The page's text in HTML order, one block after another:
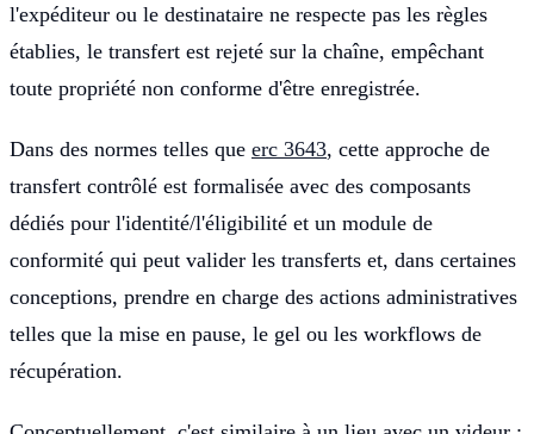
l'expéditeur ou le destinataire ne respecte pas les règles
établies, le transfert est rejeté sur la chaîne, empêchant
toute propriété non conforme d'être enregistrée.
Dans des normes telles que erc 3643, cette approche de
transfert contrôlé est formalisée avec des composants
dédiés pour l'identité/l'éligibilité et un module de
conformité qui peut valider les transferts et, dans certaines
conceptions, prendre en charge des actions administratives
telles que la mise en pause, le gel ou les workflows de
récupération.